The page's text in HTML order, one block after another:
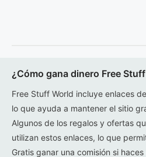
¿Cómo gana dinero Free
Free Stuff World incluye enlaces
lo que ayuda a mantener el sitio
Algunos de los regalos y ofertas
utilizan estos enlaces, lo que
Gratis ganar una comisión si